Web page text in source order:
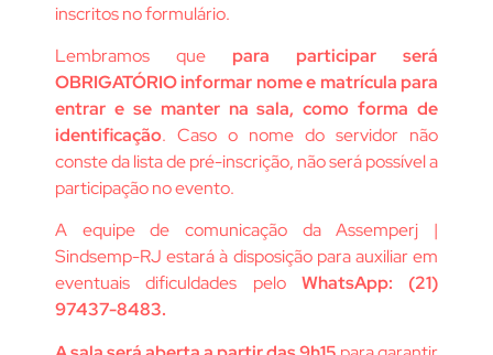
inscritos no formulário.
Lembramos que para participar será
OBRIGATÓRIO informar nome e matrícula para
entrar e se manter na sala, como forma de
identificação. Caso o nome do servidor não
conste da lista de pré-inscrição, não será possível a
participação no evento.
A equipe de comunicação da Assemperj |
Sindsemp-RJ estará à disposição para auxiliar em
eventuais dificuldades pelo WhatsApp: (21)
97437-8483.